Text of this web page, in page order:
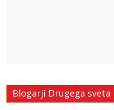
Blogarji Drugega sveta